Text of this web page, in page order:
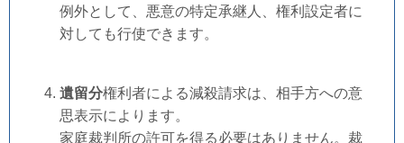
例外として、悪意の特定承継人、権利設定者に
対しても行使できます。
遺留分権利者による減殺請求は、相手方への意
思表示によります。
家庭裁判所の許可を得る必要はありません。裁